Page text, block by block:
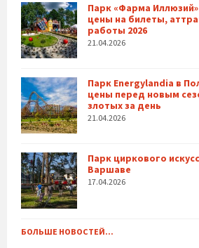
Парк «Фарма
цены на билеты,
работы 2026
21.04.2026
Парк Energylandia в
цены перед новым
злотых за день
21.04.2026
Парк циркового
Варшаве
17.04.2026
БОЛЬШЕ НОВОСТЕЙ...